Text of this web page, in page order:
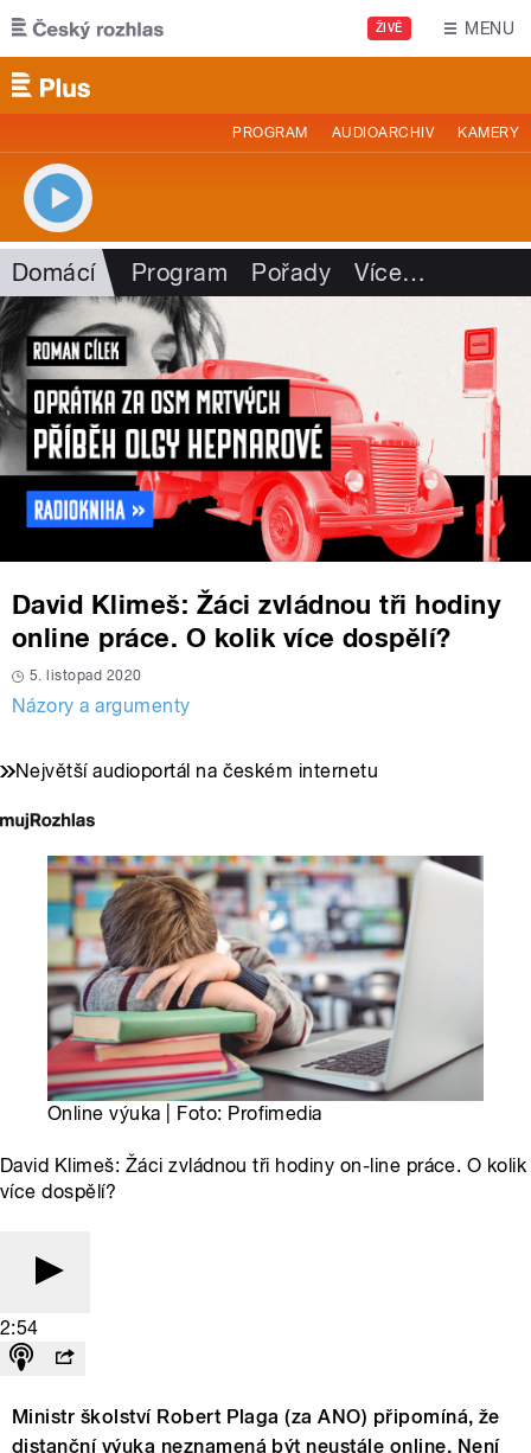
Přejít k hlavnímu obsahu
ŽIVĚ MENU
PROGRAM AUDIOARCHIV KAMERY
Domácí Program Pořady Více…
David Klimeš: Žáci zvládnou tři hodiny
online práce. O kolik více dospělí?
5. listopad 2020
Názory a argumenty
Největší audioportál na českém internetu
Online výuka | Foto: Profimedia
David Klimeš: Žáci zvládnou tři hodiny on-line práce. O kolik
více dospělí?
2:54
Ministr školství Robert Plaga (za ANO) připomíná, že
distanční výuka neznamená být neustále online. Není